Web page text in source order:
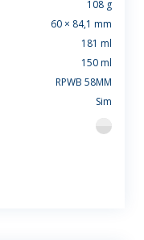
108 g
60 × 84,1 mm
181 ml
150 ml
RPWB 58MM
Sim
flint